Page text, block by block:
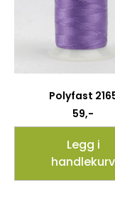
Polyfast
59,-
Legg i
handlekurv